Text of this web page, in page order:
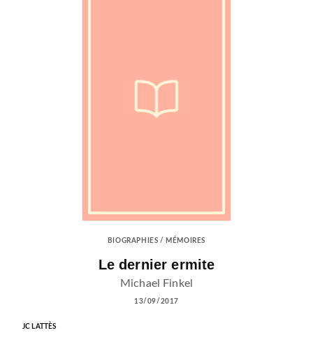
BIOGRAPHIES / MÉMOIRES
Le dernier ermite
Michael Finkel
13/09/2017
JC LATTÈS